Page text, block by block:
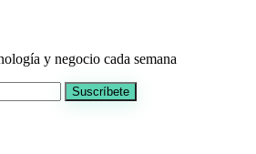
y negocio cada semana
Suscríbete